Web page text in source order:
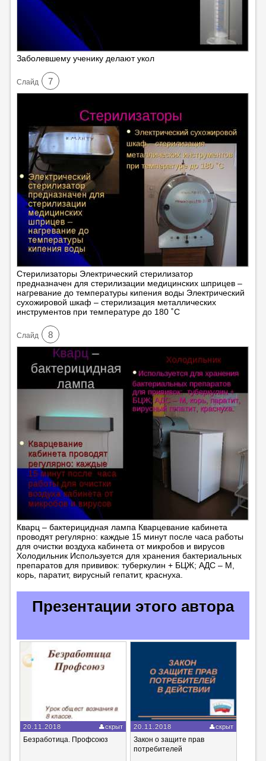
Заболевшему ученику делают укол
Cлайд 7
Стерилизаторы Электрический стерилизатор
предназначен для стерилизации медицинских шприцев –
нагревание до температуры кипения воды Электрический
сухожировой шкаф – стерилизация металлических
инструментов при температуре до 180 ˚С
Cлайд 8
Кварц – бактерицидная лампа Кварцевание кабинета
проводят регулярно: каждые 15 минут после часа работы
для очистки воздуха кабинета от микробов и вирусов
Холодильник Используется для хранения бактериальных
препаратов для прививок: туберкулин + БЦЖ; АДС – М,
корь, паратит, вирусный гепатит, краснуха.
Презентации этого автора
20.11.2018 скрыт
Безработица. Профсоюз
20.11.2018 скрыт
Закон о защите прав
потребителей